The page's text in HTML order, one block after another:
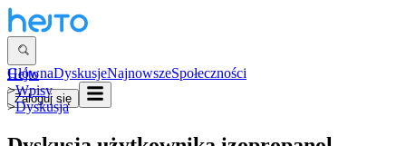
GłównaDyskusjeNajnowszeSpołeczności
Zaloguj się
Hejto
>Wpisy
>Dyskusja